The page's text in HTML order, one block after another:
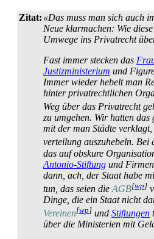
Zitat: «Das muss man sich auch
Neue klarmachen: Wie
Umwege ins Privatrecht
Fast immer stecken das
Justizministerium und
Immer wieder hebelt man
hinter privatrechtlichen
Weg über das Privatrecht
zu umgehen. Wir hatten
mit der man Städte
verteilung auszuhebeln. Bei
das auf obskure
Antonio-Stiftung und
dann, ach, der Staat habe
tun, das seien die AGB[wp]
Dinge, die ein Staat nicht
Vereinen[wp] und Stiftungen
über die Ministerien mit